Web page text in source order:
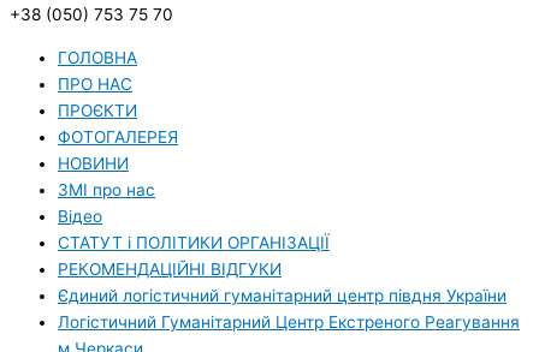
+38 (050) 753 75 70
ГОЛОВНА
ПРО НАС
ПРОЄКТИ
ФОТОГАЛЕРЕЯ
НОВИНИ
ЗМI про нас
Вiдео
СТАТУТ і ПОЛІТИКИ ОРГАНІЗАЦІЇ
РЕКОМЕНДАЦІЙНІ ВІДГУКИ
Єдиний логістичний гуманітарний центр півдня України
Логістичний Гуманітарний Центр Екстреного Реагування
м.Черкаси